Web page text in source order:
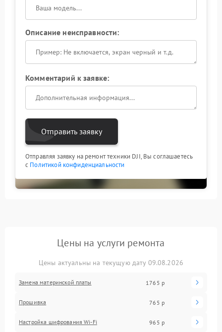
Описание неисправности:
Комментарий к заявке:
Отправить заявку
Отправляя заявку на ремонт техники DJI, Вы соглашаетесь
с Политикой конфиденциальности
Цены на услуги ремонта
Цены актуальны на текущую дату 09.08.2026
Замена материнской платы 1765 р
Прошивка 765 р
Настройка шифрования Wi-Fi 965 р